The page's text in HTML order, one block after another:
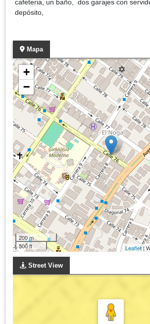
cafeteria, un baño, dos garajes con
depósito,
Mapa
+
−
200 m
500 ft
Leaflet|
Street View